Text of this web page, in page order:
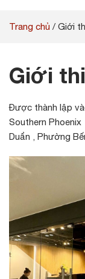
Trang chủ / Giới
Giới
Được thành lập
Southern
Duẩn , Phường